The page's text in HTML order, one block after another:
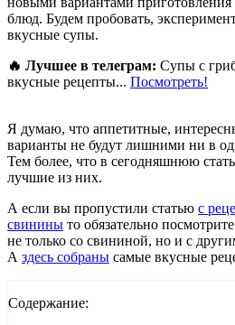
блюд. Будем пробовать,
вкусные супы.
🔥 Лучшее в телеграм: Супы с
вкусные рецепты... Посмотреть!
Я думаю, что аппетитные,
варианты не будут лишними ни в
Тем более, что в сегодняшнюю
лучшие из них.
А если вы пропустили статью с
свинины то обязательно
не только со свининой, но и с
А здесь собраны самые вкусные
Содержание: